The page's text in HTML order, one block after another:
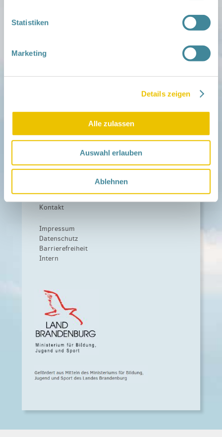
Statistiken
Marketing
Details zeigen
Alle zulassen
Auswahl erlauben
Ablehnen
Netzwerk-Nachrichten
Netzwerk
Das Familienhandbuch
Träger und Förderer
Kooperationen
Weiteres
Kontakt
Impressum
Datenschutz
Barrierefreiheit
Intern